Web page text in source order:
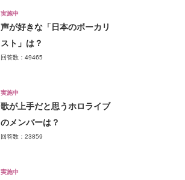
実施中
声が好きな「日本のボーカリ
スト」は？
回答数：49465
実施中
歌が上手だと思うホロライブ
のメンバーは？
回答数：23859
実施中